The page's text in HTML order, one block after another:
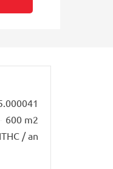
600 m2
/ an